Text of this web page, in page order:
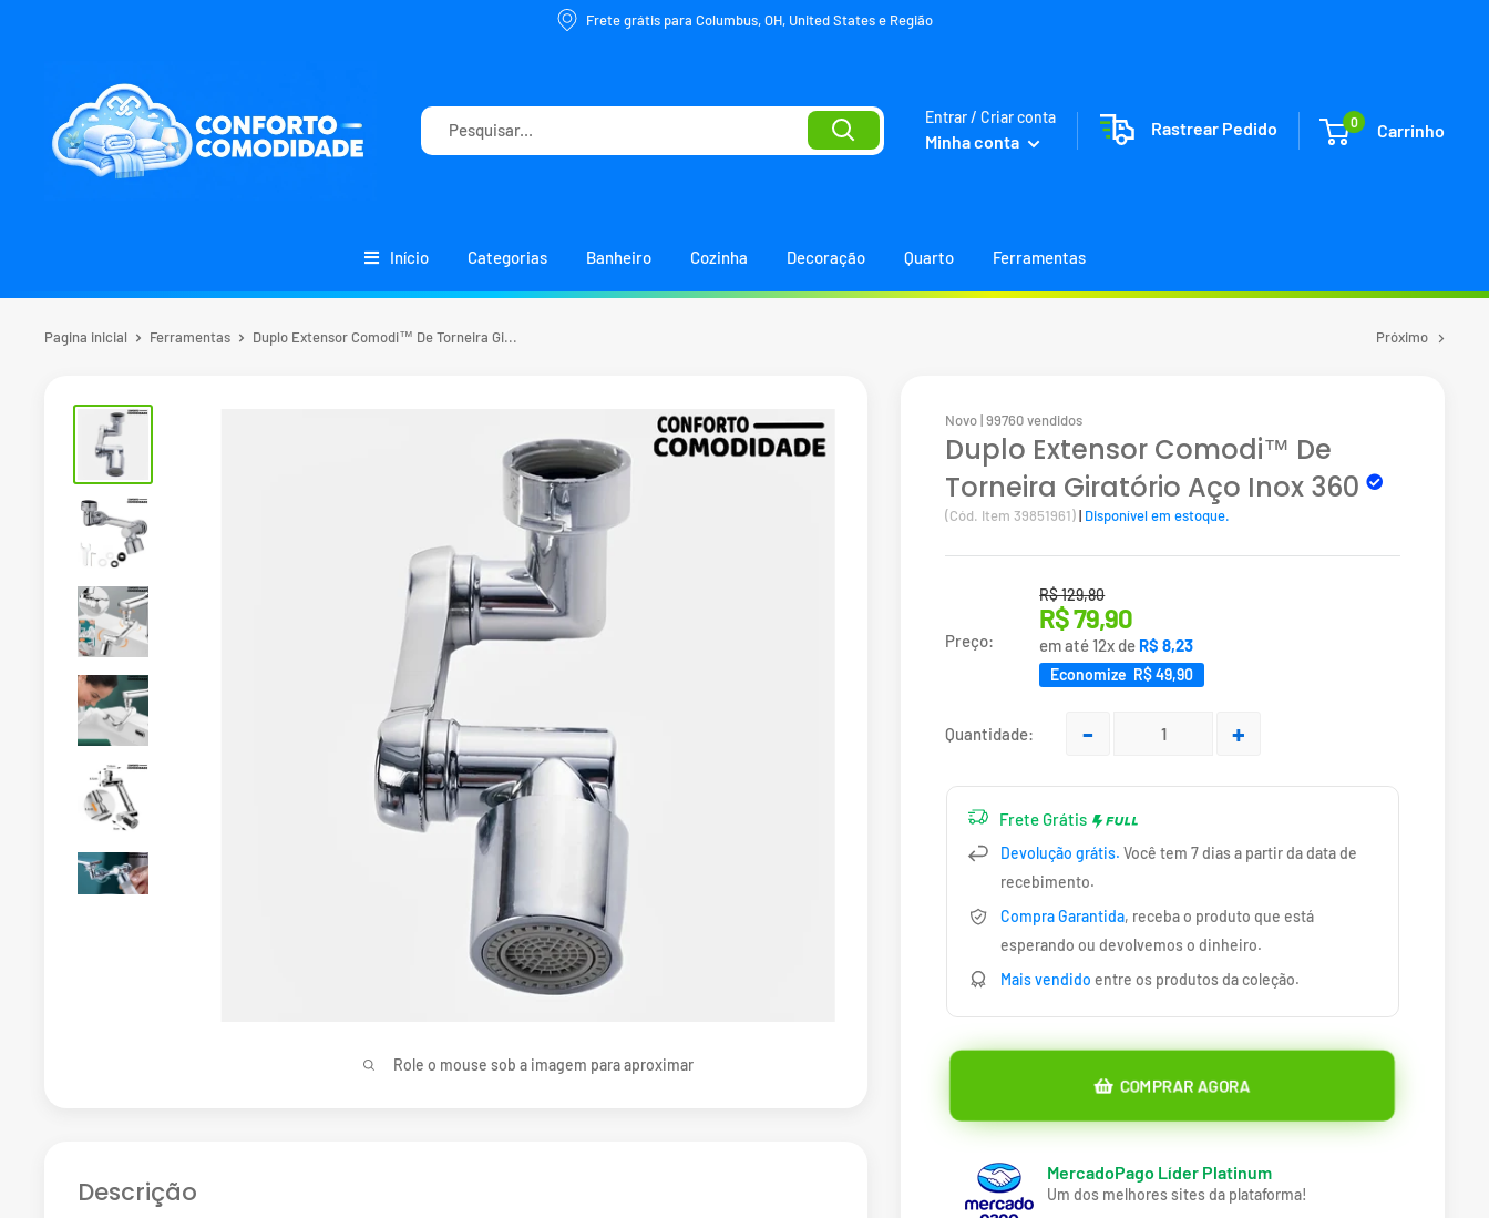
Frete grátis para Columbus, OH, United States e Região
Entrar / Criar conta
Minha conta
Rastrear Pedido 0 Carrinho
Início Categorias Banheiro Cozinha Decoração Quarto Ferramentas
Pagina inicial Ferramentas Duplo Extensor Comodi™ De Torneira Gi... Próximo
Role o mouse sob a imagem para aproximar
Novo | 99760 vendidos
Duplo Extensor Comodi™ De
Torneira Giratório Aço Inox 360
(Cód. Item 39851961) | Disponível em estoque.
Preço:
Translation missing: pt-BR.product.general.regular_price
R$ 129,80
Translation
missing:
pt-
BR.product.general.sale_price
R$ 79,90
em até 12x de R$ 8,23
Economize R$ 49,90
Quantidade:
Frete Grátis
Devolução grátis. Você tem 7 dias a partir da data de
recebimento.
Compra Garantida, receba o produto que está
esperando ou devolvemos o dinheiro.
Mais vendido entre os produtos da coleção.
COMPRAR AGORA
MercadoPago Líder Platinum
Um dos melhores sites da plataforma!
Descrição